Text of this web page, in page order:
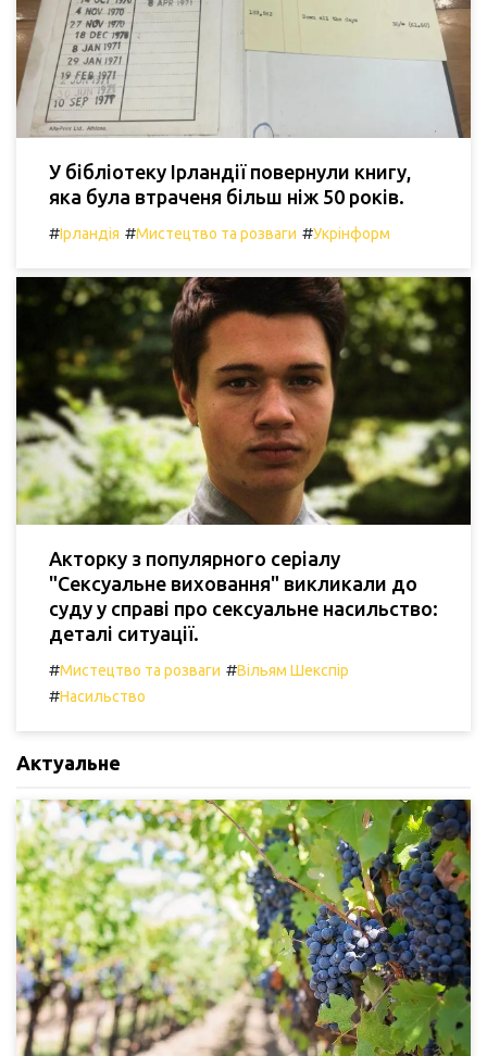
У бібліотеку Ірландії повернули книгу,
яка була втраченя більш ніж 50 років.
#Ірландія #Мистецтво та розваги #Укрінформ
Акторку з популярного серіалу
"Сексуальне виховання" викликали до
суду у справі про сексуальне насильство:
деталі ситуації.
#Мистецтво та розваги #Вільям Шекспір
#Насильство
Актуальне